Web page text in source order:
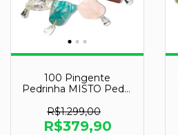
100 Pingente
Pedrinha MISTO Pedra
Atacado
R$1.299,00
R$379,90